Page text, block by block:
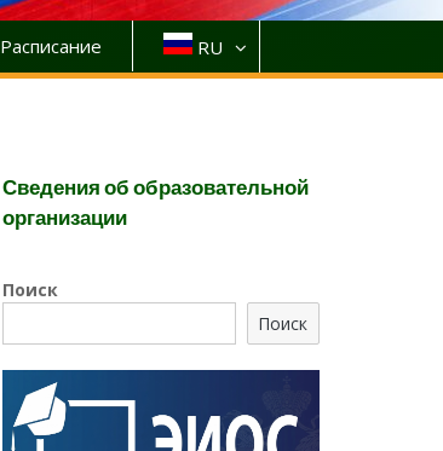
Расписание RU
Сведения об образовательной
организации
Поиск
Поиск